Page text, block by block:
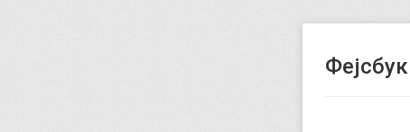
Фејсбук